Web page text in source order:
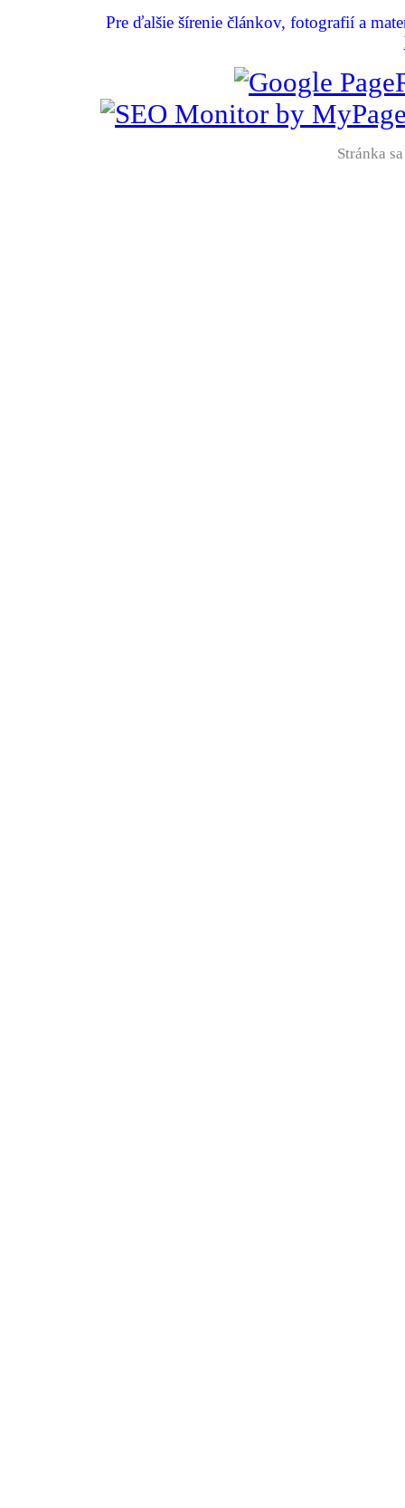
Pre ďalšie šírenie článkov, fotografií a
Stránka